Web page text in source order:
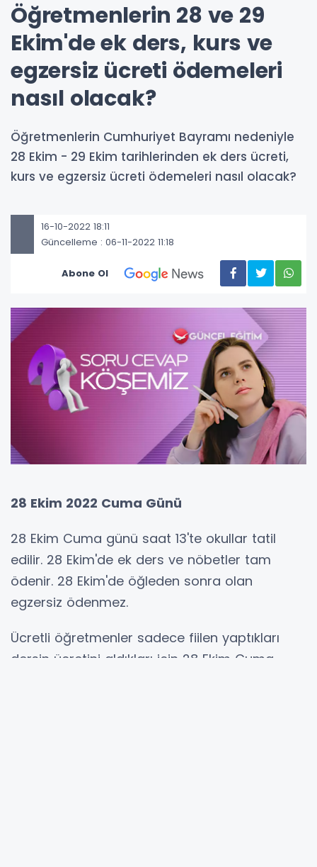
Öğretmenlerin 28 ve 29
Ekim'de ek ders, kurs ve
egzersiz ücreti ödemeleri
nasıl olacak?
Öğretmenlerin Cumhuriyet Bayramı nedeniyle
28 Ekim - 29 Ekim tarihlerinden ek ders ücreti,
kurs ve egzersiz ücreti ödemeleri nasıl olacak?
16-10-2022 18:11
Güncelleme : 06-11-2022 11:18
Abone Ol
28 Ekim 2022 Cuma Günü
28 Ekim Cuma günü saat 13'te okullar tatil
edilir. 28 Ekim'de ek ders ve nöbetler tam
ödenir. 28 Ekim'de öğleden sonra olan
egzersiz ödenmez.
Ücretli öğretmenler sadece fiilen yaptıkları
dersin ücretini aldıkları için 28 Ekim Cuma